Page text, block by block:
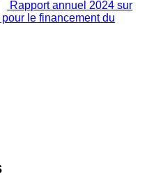
Rapport annuel 2024 sur
le financement du